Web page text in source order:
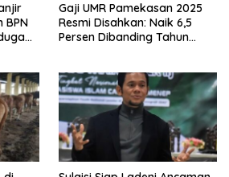
BPN
Gaji UMR Pamekasan 2025
Resmi Disahkan: Naik 6,5
Persen Dibanding Tahun